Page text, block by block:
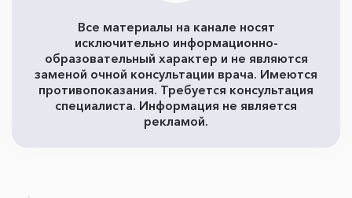
Все материалы на канале носят
исключительно информационно-
образовательный характер и не являются
заменой очной консультации врача. Имеются
противопоказания. Требуется консультация
специалиста. Информация не является
рекламой.